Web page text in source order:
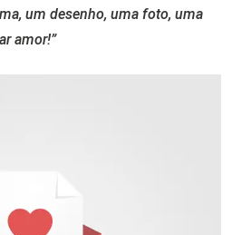
um desenho, uma foto, uma
amor!”